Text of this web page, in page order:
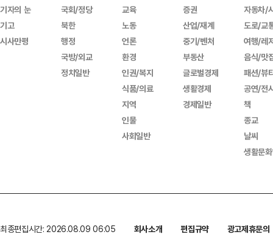
기자의 눈
기고
시사만평
국회/정당
북한
행정
국방/외교
정치일반
교육
노동
언론
환경
인권/복지
식품/의료
지역
인물
사회일반
증권
산업/재계
중기/벤처
부동산
글로벌경제
생활경제
경제일반
자동차/
도로/교
여행/레
음식/맛
패션/뷰
공연/전
책
종교
날씨
생활문
최종편집시간: 2026.08.09 06:05 회사소개 편집규약
광고제휴문의